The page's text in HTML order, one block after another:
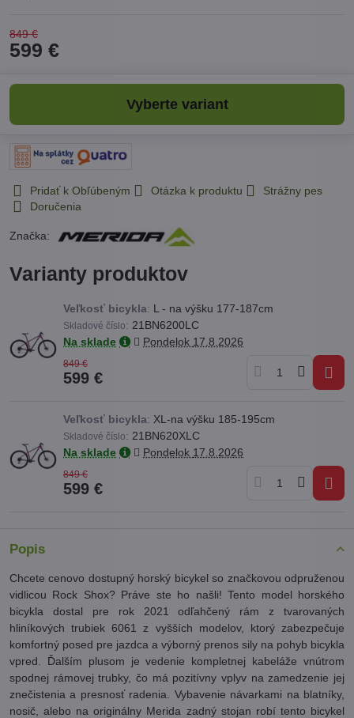
849 €
599 €
Vyberte variant
Pridať k Obľúbeným Otázka k produktu
Strážny pes
Doručenia
Značka:
Varianty produktov
Veľkosť bicykla: L - na výšku 177-187cm
Skladové číslo: 21BN6200LC
Na sklade
Pondelok 17.8.2026
849 €
599 €
Veľkosť bicykla: XL-na výšku 185-195cm
Skladové číslo: 21BN620XLC
Na sklade
Pondelok 17.8.2026
849 €
599 €
Popis
Chcete cenovo dostupný horský bicykel so značkovou odpruženou
vidlicou Rock Shox? Práve ste ho našli! Tento model horského
bicykla dostal pre rok 2021 odľahčený rám z tvarovaných
hliníkových trubiek 6061 z vyšších modelov, ktorý zabezpečuje
komfortný posed pre jazdca a výborný prenos sily na pohyb bicykla
vpred. Ďalším plusom je vedenie kompletnej kabeláže vnútrom
spodnej rámovej trubky, čo má pozitívny vplyv na zamedzenie jej
znečistenia a presnosť radenia. Vybavenie návarkami na blatníky,
nosič, alebo na originálny Merida zadný stojan robí tento bicykel